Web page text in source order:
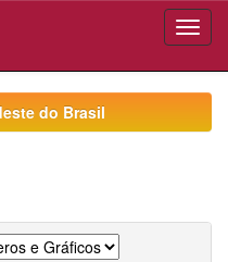
do Brasil